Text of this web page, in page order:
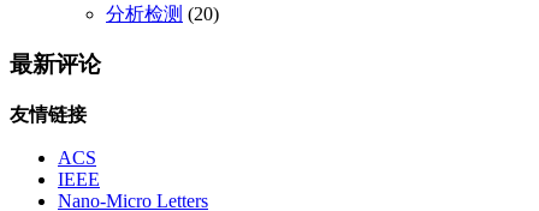
分析检测 (20)
最新评论
友情链接
ACS
IEEE
Nano-Micro Letters